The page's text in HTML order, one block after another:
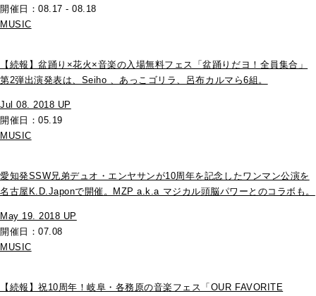
開催日：08.17 - 08.18
MUSIC
【続報】盆踊り×花火×音楽の入場無料フェス「盆踊りだヨ！全員集合」
第2弾出演発表は、Seiho 、あっこゴリラ、呂布カルマら6組。
Jul 08. 2018 UP
開催日：05.19
MUSIC
愛知発SSW兄弟デュオ・エンヤサンが10周年を記念したワンマン公演を
名古屋K.D.Japonで開催。MZP a.k.a マジカル頭脳パワーとのコラボも。
May 19. 2018 UP
開催日：07.08
MUSIC
【続報】祝10周年！岐阜・各務原の音楽フェス「OUR FAVORITE